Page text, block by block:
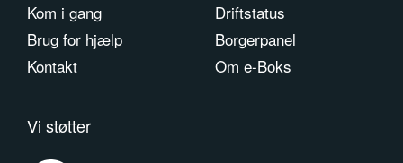
Kom i gang
Brug for hjælp
Kontakt
Driftstatus
Borgerpanel
Om e-Boks
Vi støtter